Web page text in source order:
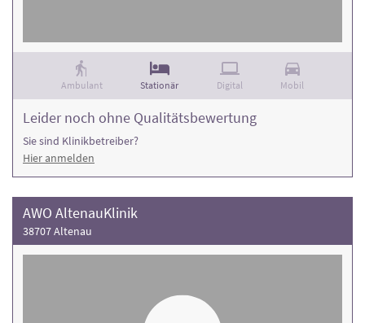
Ambulant Stationär Digital Mobil
Leider noch ohne Qualitätsbewertung
Sie sind Klinikbetreiber?
Hier anmelden
AWO AltenauKlinik
38707 Altenau